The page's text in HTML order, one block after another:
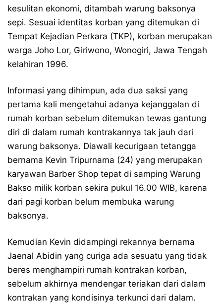
kesulitan ekonomi, ditambah warung baksonya
sepi. Sesuai identitas korban yang ditemukan di
Tempat Kejadian Perkara (TKP), korban merupakan
warga Joho Lor, Giriwono, Wonogiri, Jawa Tengah
kelahiran 1996.
Informasi yang dihimpun, ada dua saksi yang
pertama kali mengetahui adanya kejanggalan di
rumah korban sebelum ditemukan tewas gantung
diri di dalam rumah kontrakannya tak jauh dari
warung baksonya. Diawali kecurigaan tetangga
bernama Kevin Tripurnama (24) yang merupakan
karyawan Barber Shop tepat di samping Warung
Bakso milik korban sekira pukul 16.00 WIB, karena
dari pagi korban belum membuka warung
baksonya.
Kemudian Kevin didampingi rekannya bernama
Jaenal Abidin yang curiga ada sesuatu yang tidak
beres menghampiri rumah kontrakan korban,
sebelum akhirnya mendengar teriakan dari dalam
kontrakan yang kondisinya terkunci dari dalam.